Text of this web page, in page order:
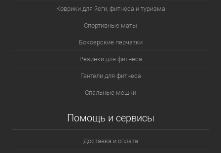
Коврики для йоги, фитнеса и туризма
Спортивные маты
Боксерские перчатки
Резинки для фитнеса
Гантели для фитнеса
Спальные мешки
Помощь и сервисы
Доставка и оплата